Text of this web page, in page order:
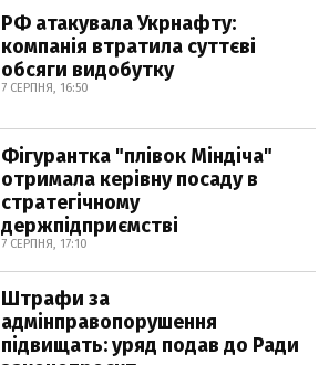
РФ атакувала Укрнафту:
компанія втратила суттєві
обсяги видобутку
7 СЕРПНЯ, 16:50
Фігурантка "плівок Міндіча"
отримала керівну посаду в
стратегічному
держпідприємстві
7 СЕРПНЯ, 17:10
Штрафи за
адмінправопорушення
підвищать: уряд подав до Ради